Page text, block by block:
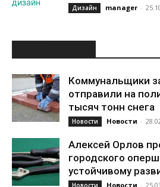
Дизайн manager -
Коммунальщики
отправили на
тысяч тонн снега
Новости Новости -
Алексей Орлов
городского
устойчивому
Новости Новости -